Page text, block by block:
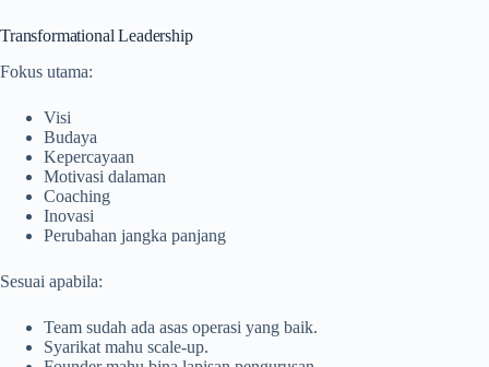
Transformational Leadership
Fokus utama:
Visi
Budaya
Kepercayaan
Motivasi dalaman
Coaching
Inovasi
Perubahan jangka panjang
Sesuai apabila:
Team sudah ada asas operasi yang baik.
Syarikat mahu scale-up.